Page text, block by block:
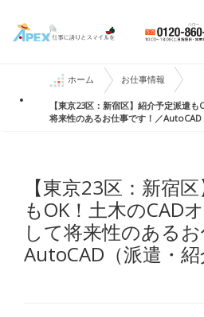
ホーム お仕事情報
【東京23区：新宿区】紹介予定派遣
将来性のあるお仕事です！／AutoCAD
【東京23区：新宿
もOK！土木のCAD
して将来性のある
AutoCAD（派遣・紹